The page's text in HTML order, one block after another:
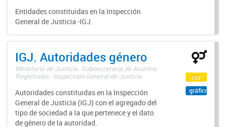
Entidades constituidas en la Inspección
General de Justicia -IGJ.
IGJ. Autoridades género
Ministerio de Justicia. Subsecretaría de Asuntos
Registrales. Inspección General de Justicia
Autoridades constituidas en la Inspección
General de Justicia (IGJ) con el agregado del
tipo de sociedad a la que pertenece y el dato
de género de la autoridad.
csv
gráfico